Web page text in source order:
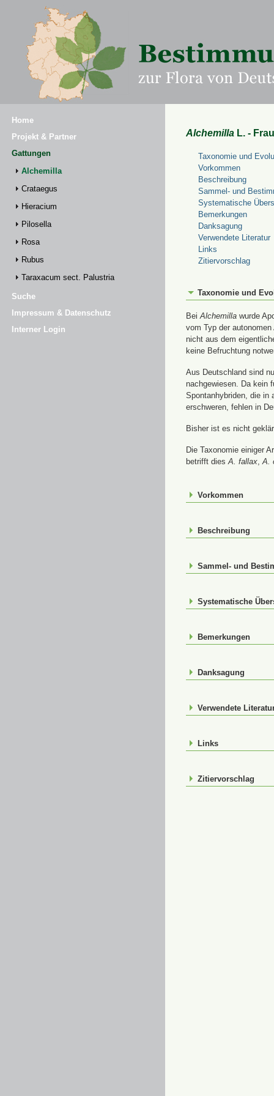
Home
Projekt & Partner
Gattungen
Alchemilla
Crataegus
Hieracium
Pilosella
Rosa
Rubus
Taraxacum sect. Palustria
Suche
Impressum & Datenschutz
Interner Login
Alchemilla L. -
Taxonomie und
Vorkommen
Beschreibung
Sammel- und
Systematische
Bemerkungen
Danksagung
Verwendete Literatur
Links
Zitiervorschlag
Taxonomie und
BeiAlchemilla wurde
vom Typ der
nicht aus dem
keine Befruchtung
Aus Deutschland sind
nachgewiesen. Da kein
Spontanhybriden, die in
erschweren, fehlen in
Bisher ist es nicht
Die Taxonomie einiger
betrifft diesA. fallax,A.
Vorkommen
Beschreibung
Sammel- und
Systematische
Bemerkungen
Danksagung
Verwendete
Links
Zitiervorschlag